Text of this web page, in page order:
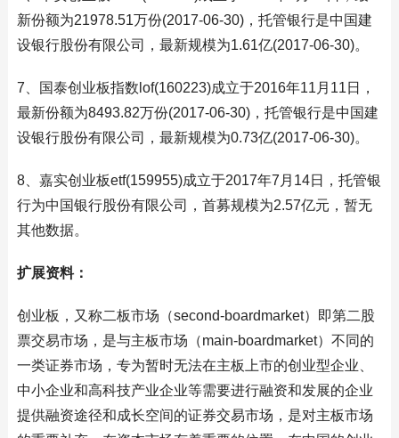
新份额为21978.51万份(2017-06-30)，托管银行是中国建
设银行股份有限公司，最新规模为1.61亿(2017-06-30)。
7、国泰创业板指数lof(160223)成立于2016年11月11日，
最新份额为8493.82万份(2017-06-30)，托管银行是中国建
设银行股份有限公司，最新规模为0.73亿(2017-06-30)。
8、嘉实创业板etf(159955)成立于2017年7月14日，托管银
行为中国银行股份有限公司，首募规模为2.57亿元，暂无
其他数据。
扩展资料：
创业板，又称二板市场（second-boardmarket）即第二股
票交易市场，是与主板市场（main-boardmarket）不同的
一类证券市场，专为暂时无法在主板上市的创业型企业、
中小企业和高科技产业企业等需要进行融资和发展的企业
提供融资途径和成长空间的证券交易市场，是对主板市场